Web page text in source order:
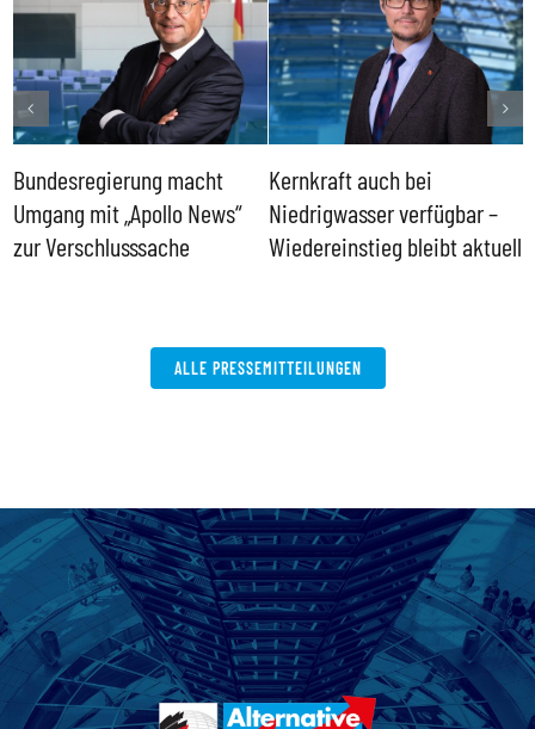
Bundesregierung macht
Umgang mit „Apollo News“
zur Verschlusssache
Kernkraft auch bei
Niedrigwasser verfügbar –
Wiedereinstieg bleibt aktuell
ALLE PRESSEMITTEILUNGEN